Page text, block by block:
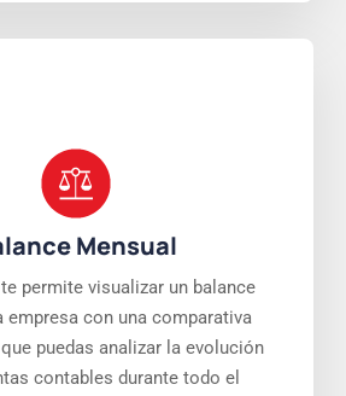
Mensual
permite visualizar un balance
empresa con una comparativa
puedas analizar la evolución
contables durante todo el